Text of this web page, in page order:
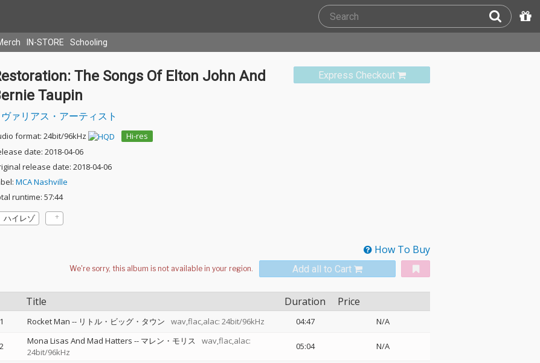
IN-STORE Schooling
Express Checkout
The Songs Of Elton John And
Taupin
ァリアス・アーティスト
format: 24bit/96kHz
Hi-res
date: 2018-04-06
release date: 2018-04-06
MCA Nashville
runtime: 57:44
ハイレゾ
How To Buy
Add all to Cart
Title Duration Price
1 Rocket Man -- リトル・ビッグ・タウン wav,flac,alac: 24bit/96kHz 04:47 N/A
2 Mona Lisas And Mad Hatters -- マレン・モリス
wav,flac,alac:
24bit/96kHz
05:04 N/A